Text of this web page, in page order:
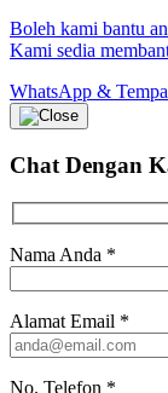
Boleh kami bantu
Kami sedia
WhatsApp &
Chat Dengan
Nama Anda *
Alamat Email *
No. Telefon *